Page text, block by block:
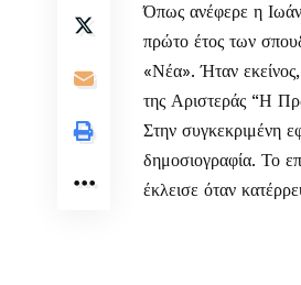
Όπως ανέφερε η
πρώτο έτος των
«Νέα». Ήταν
της Αριστεράς “Η
Στην συγκεκριμένη
δημοσιογραφία. Το
έκλεισε όταν